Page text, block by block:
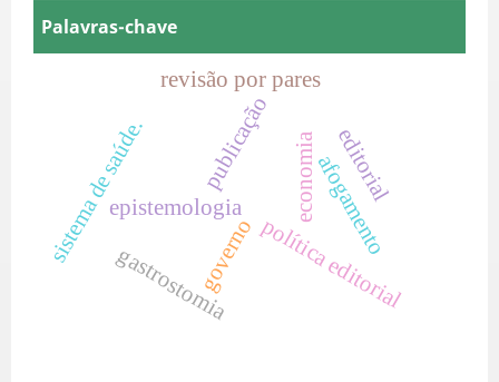
Palavras-chave
editorial
publicação economia
governo
epistemologia
revisão por pares
política editorial
gastrostomia
afogamento
sistema de saúde.